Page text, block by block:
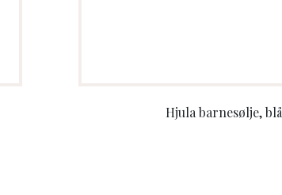
Hjula barnesølje, blå